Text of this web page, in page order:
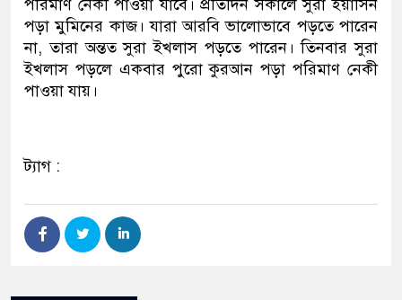
পরিমাণ নেকী পাওয়া যাবে। প্রতিদিন সকালে সুরা ইয়াসিন
পড়া মুমিনের কাজ। যারা আরবি ভালোভাবে পড়তে পারেন
না, তারা অন্তত সুরা ইখলাস পড়তে পারেন। তিনবার সুরা
ইখলাস পড়লে একবার পুরো কুরআন পড়া পরিমাণ নেকী
পাওয়া যায়।
ট্যাগ :